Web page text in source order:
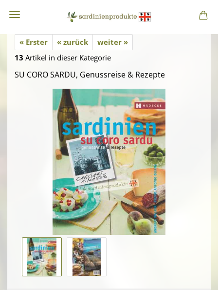
« Erster « zurück
weiter »
13 Artikel in dieser Kategorie
SU CORO SARDU, Genussreise & Rezepte